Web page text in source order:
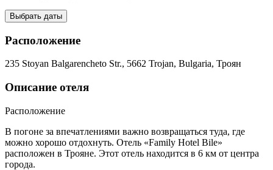
Выбрать даты
Расположение
235 Stoyan Balgarencheto Str., 5662 Trojan, Bulgaria, Троян
Описание отеля
Расположение
В погоне за впечатлениями важно возвращаться туда, где
можно хорошо отдохнуть. Отель «Family Hotel Bile»
расположен в Трояне. Этот отель находится в 6 км от центра
города.